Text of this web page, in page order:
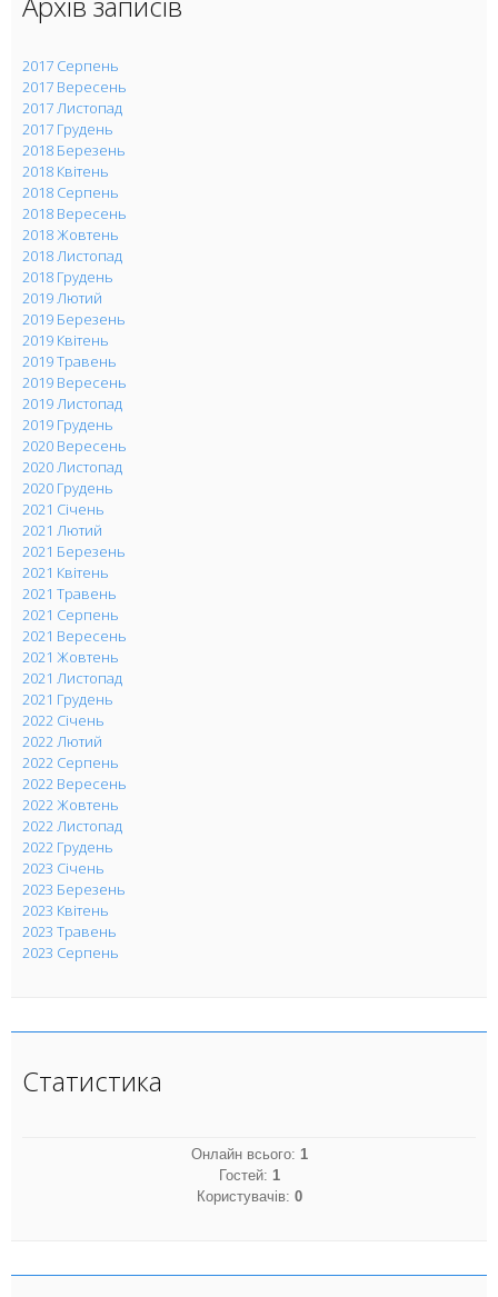
2017 Серпень
2017 Вересень
2017 Листопад
2017 Грудень
2018 Березень
2018 Квітень
2018 Серпень
2018 Вересень
2018 Жовтень
2018 Листопад
2018 Грудень
2019 Лютий
2019 Березень
2019 Квітень
2019 Травень
2019 Вересень
2019 Листопад
2019 Грудень
2020 Вересень
2020 Листопад
2020 Грудень
2021 Січень
2021 Лютий
2021 Березень
2021 Квітень
2021 Травень
2021 Серпень
2021 Вересень
2021 Жовтень
2021 Листопад
2021 Грудень
2022 Січень
2022 Лютий
2022 Серпень
2022 Вересень
2022 Жовтень
2022 Листопад
2022 Грудень
2023 Січень
2023 Березень
2023 Квітень
2023 Травень
2023 Серпень
Статистика
Онлайн всього: 1
Гостей: 1
Користувачів: 0